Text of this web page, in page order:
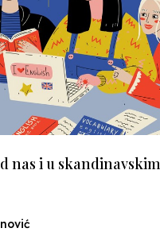
nas i u skandinavskim